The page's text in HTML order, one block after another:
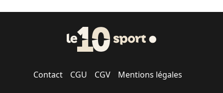
Contact CGU CGV Mentions légales